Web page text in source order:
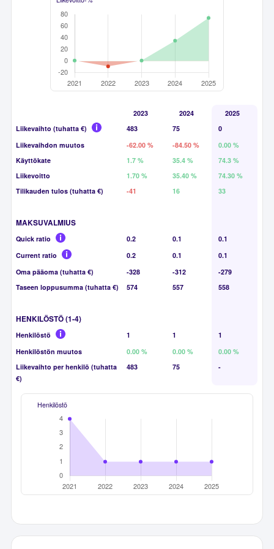
2023 2024
2025
Liikevaihto (tuhatta €)
483 75
0
Liikevaihdon muutos
-62.00 % -84.50 %
0.00 %
Käyttökate
1.7 % 35.4 %
74.3 %
Liikevoitto
1.70 % 35.40 %
74.30 %
Tilikauden tulos (tuhatta €)
-41 16 33
MAKSUVALMIUS
Quick ratio 0.2 0.1
0.1
Current ratio
0.2 0.1
0.1
Oma pääoma (tuhatta €)
-328 -312
-279
Taseen loppusumma (tuhatta €)
574 557 558
HENKILÖSTÖ (1-4)
Henkilöstö 1 1
1
Henkilöstön muutos
0.00 % 0.00 %
0.00 %
Liikevaihto per henkilö (tuhatta
€)
483 75 -
Henkilöstö